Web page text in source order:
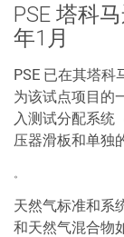
PSE 塔科
年1月
PSE 已在其塔
为该试点项目的
入测试分配系统
压器滑板和单独
。
天然气标准和系
和天然气混合物